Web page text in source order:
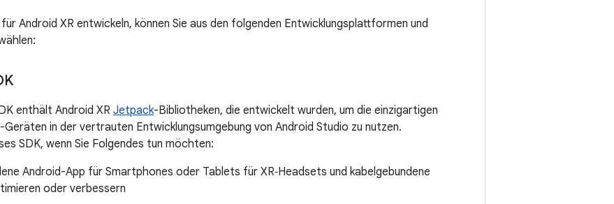
für Android XR entwickeln, können Sie aus den folgenden Entwicklungsplattformen und
enthält Android XR Jetpack-Bibliotheken, die entwickelt wurden, um die einzigartigen
Geräten in der vertrauten Entwicklungsumgebung von Android Studio zu nutzen.
SDK, wenn Sie Folgendes tun möchten:
Android-App für Smartphones oder Tablets für XR‑Headsets und kabelgebundene
oder verbessern